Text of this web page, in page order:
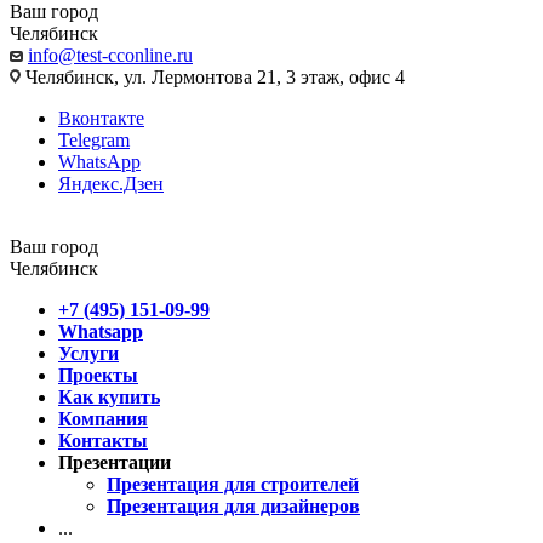
Ваш город
Челябинск
info@test-cconline.ru
Челябинск, ул. Лермонтова 21, 3 этаж, офис 4
Вконтакте
Telegram
WhatsApp
Яндекс.Дзен
Ваш город
Челябинск
+7 (495) 151-09-99
Whatsapp
Услуги
Проекты
Как купить
Компания
Контакты
Презентации
Презентация для строителей
Презентация для дизайнеров
...